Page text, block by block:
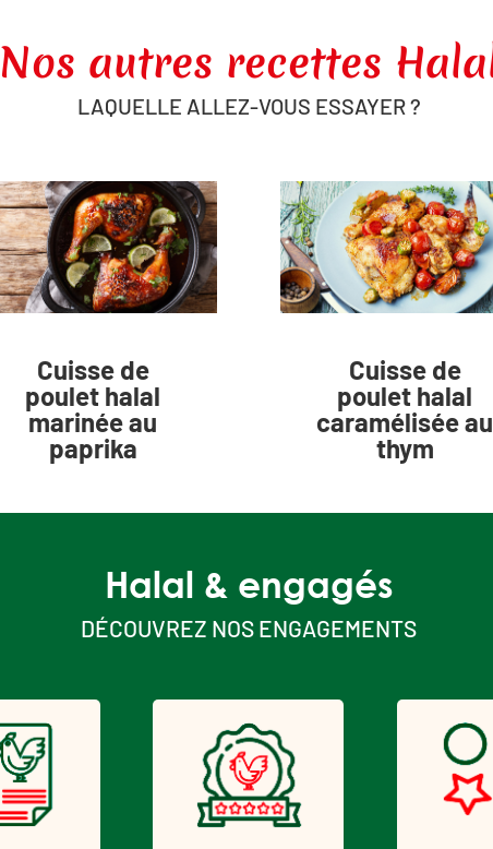
Nos autres recettes
LAQUELLE ALLEZ-VOUS ESSAYER ?
Cuisse de
poulet halal
marinée au
paprika
Cuisse de
poulet halal
caramélisée au
thym
Halal & engagés
DÉCOUVREZ NOS ENGAGEMENTS